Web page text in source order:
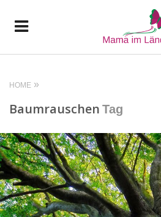
HOME
Baumrauschen Tag